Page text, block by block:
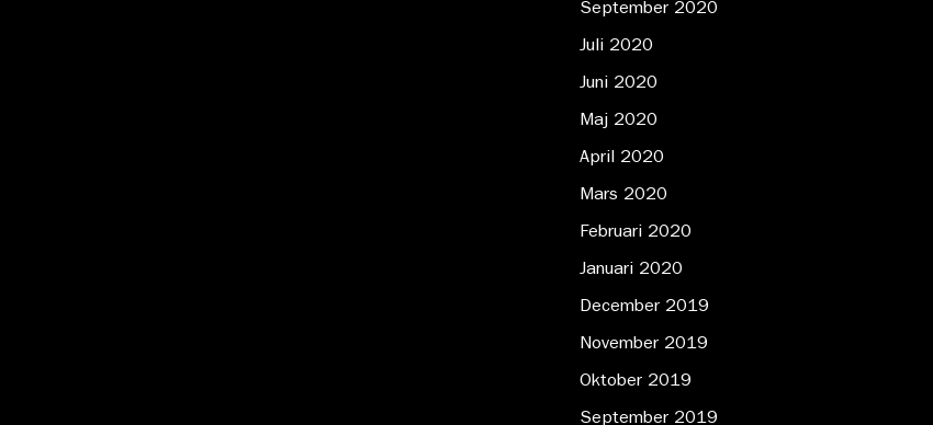
September 2020
Juli 2020
Juni 2020
Maj 2020
April 2020
Mars 2020
Februari 2020
Januari 2020
December 2019
November 2019
Oktober 2019
September 2019